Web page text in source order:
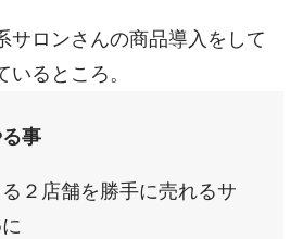
サロンさんの商品導入をして
るところ。
事
２店舗を勝手に売れるサ